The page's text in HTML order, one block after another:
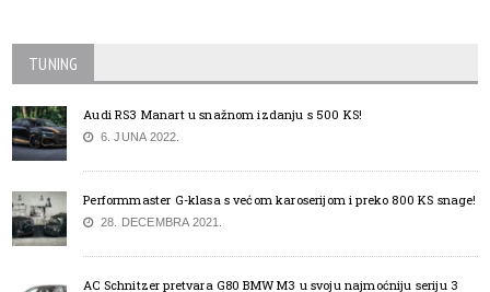
TUNING
Audi RS3 Manart u snažnom izdanju s 500 KS!
6. JUNA 2022.
Performmaster G-klasa s većom karoserijom i preko 800 KS snage!
28. DECEMBRA 2021.
AC Schnitzer pretvara G80 BMW M3 u svoju najmoćniju seriju 3